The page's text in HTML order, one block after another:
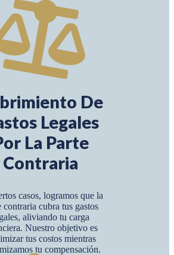
De
Legales
La Parte
Contraria
casos, logramos que la
contraria cubra tus gastos
aliviando tu carga
Nuestro objetivo es
tus costos mientras
tu compensación.